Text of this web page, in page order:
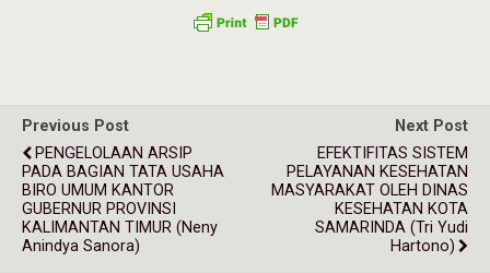
Previous Post
PENGELOLAAN ARSIP
PADA BAGIAN TATA USAHA
BIRO UMUM KANTOR
GUBERNUR PROVINSI
KALIMANTAN TIMUR (Neny
Anindya Sanora)
Next Post
EFEKTIFITAS SISTEM
PELAYANAN KESEHATAN
MASYARAKAT OLEH DINAS
KESEHATAN KOTA
SAMARINDA (Tri Yudi
Hartono)